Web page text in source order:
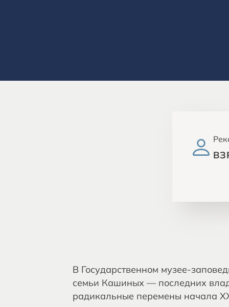
В Государственном
семьи Кашиных — последних
радикальные перемены начала